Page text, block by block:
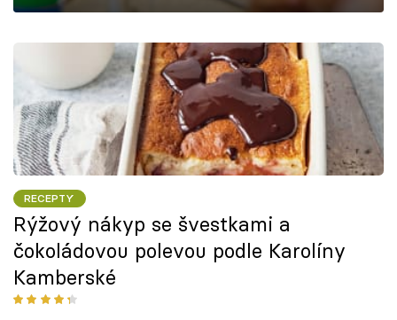
Přihlášení
Sledujte nás
RECEPTY
Rýžový nákyp se švestkami a
čokoládovou polevou podle Karolíny
Kamberské